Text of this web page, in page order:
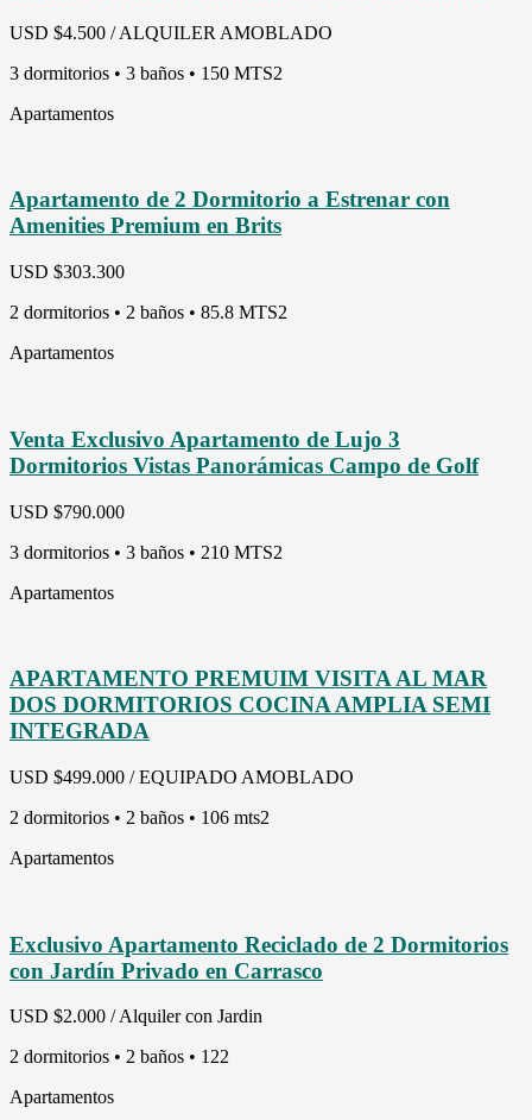
USD $4.500 / ALQUILER AMOBLADO
3 dormitorios • 3 baños • 150 MTS2
Apartamentos
Apartamento de 2 Dormitorio a Estrenar con
Amenities Premium en Brits
USD $303.300
2 dormitorios • 2 baños • 85.8 MTS2
Apartamentos
Venta Exclusivo Apartamento de Lujo 3
Dormitorios Vistas Panorámicas Campo de Golf
USD $790.000
3 dormitorios • 3 baños • 210 MTS2
Apartamentos
APARTAMENTO PREMUIM VISITA AL MAR
DOS DORMITORIOS COCINA AMPLIA SEMI
INTEGRADA
USD $499.000 / EQUIPADO AMOBLADO
2 dormitorios • 2 baños • 106 mts2
Apartamentos
Exclusivo Apartamento Reciclado de 2 Dormitorios
con Jardín Privado en Carrasco
USD $2.000 / Alquiler con Jardin
2 dormitorios • 2 baños • 122
Apartamentos